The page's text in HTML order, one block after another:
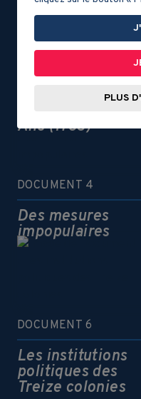
DOCUMENT 1
L’Amérique du
Nord après la
Ans (1763)
DOCUMENT 4
Des mesures
impopulaires
DOCUMENT 6
Les institutions
politiques des
Treize colonies
PLUS